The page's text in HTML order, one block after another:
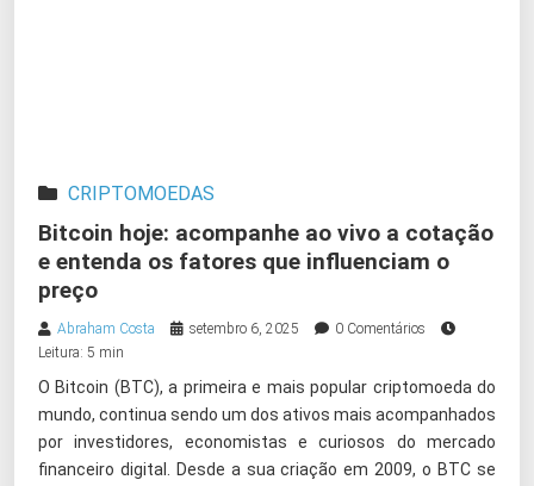
CRIPTOMOEDAS
Bitcoin hoje: acompanhe ao vivo a cotação
e entenda os fatores que influenciam o
preço
Abraham Costa setembro 6, 2025
0 Comentários
Leitura: 5 min
O Bitcoin (BTC), a primeira e mais popular criptomoeda do
mundo, continua sendo um dos ativos mais acompanhados
por investidores, economistas e curiosos do mercado
financeiro digital. Desde a sua criação em 2009, o BTC se